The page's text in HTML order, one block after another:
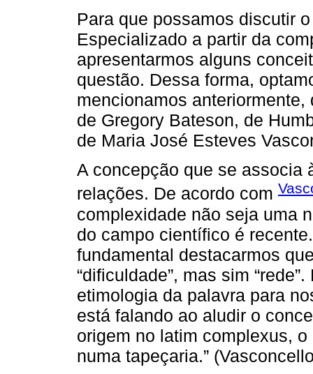
Para que possamos discutir
Especializado a partir da
apresentarmos alguns
questão. Dessa forma,
mencionamos
de Gregory Bateson, de
de Maria José Esteves
A concepção que se associa
relações. De acordo com
complexidade não seja uma
do campo científico é
fundamental destacarmos
“dificuldade”, mas sim
etimologia da palavra para
está falando ao aludir o
origem no latim complexus,
numa tapeçaria.”